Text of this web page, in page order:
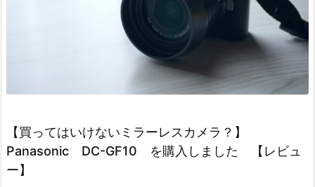
【買ってはいけないミラーレスカメラ？】
Panasonic DC-GF10 を購入しました 【レビュ
ー】